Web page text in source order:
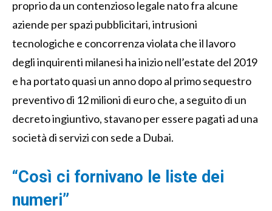
proprio da un contenzioso legale nato fra alcune
aziende per spazi pubblicitari, intrusioni
tecnologiche e concorrenza violata che il lavoro
degli inquirenti milanesi ha inizio nell’estate del 2019
e ha portato quasi un anno dopo al primo sequestro
preventivo di 12 milioni di euro che, a seguito di un
decreto ingiuntivo, stavano per essere pagati ad una
società di servizi con sede a Dubai.
“Così ci fornivano le liste dei
numeri”